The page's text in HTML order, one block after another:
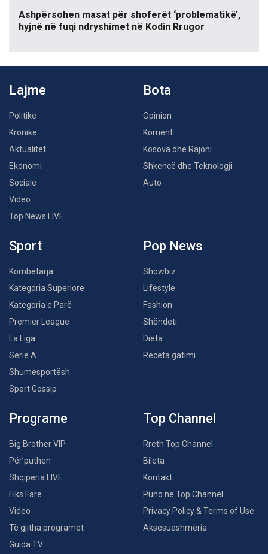
Ashpërsohen masat për shoferët ‘problematikë’,
hyjnë në fuqi ndryshimet në Kodin Rrugor
Lajme
Politikë
Kronikë
Aktualitet
Ekonomi
Sociale
Video
Top News LIVE
Bota
Opinion
Koment
Kosova dhe Rajoni
Shkencë dhe Teknologji
Auto
Sport
Kombëtarja
Kategoria Superiore
Kategoria e Parë
Premier League
La Liga
Serie A
Shumësportësh
Sport Gossip
Pop News
Showbiz
Lifestyle
Fashion
Shëndeti
Dieta
Receta gatimi
Programe
Big Brother VIP
Për’puthen
Shqipëria LIVE
Fiks Fare
Video
Të gjitha programet
Guida TV
Top Channel
Rreth Top Channel
Bileta
Kontakt
Puno në Top Channel
Privacy Policy & Terms of Use
Aksesueshmëria